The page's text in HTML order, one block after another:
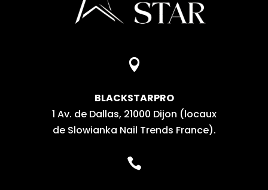

BLACKSTARPRO
1 Av. de Dallas, 21000 Dijon (locaux
de Slowianka Nail Trends France).
